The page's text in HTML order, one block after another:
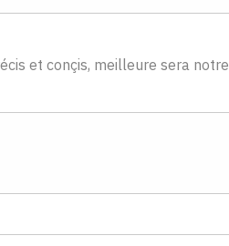
et conçis, meilleure sera notre